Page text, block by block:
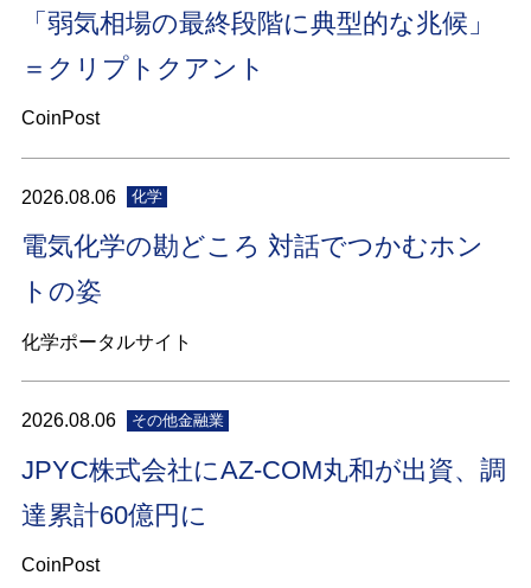
「弱気相場の最終段階に典型的な兆候」
＝クリプトクアント
CoinPost
2026.08.06 化学
電気化学の勘どころ 対話でつかむホン
トの姿
化学ポータルサイト
2026.08.06 その他金融業
JPYC株式会社にAZ-COM丸和が出資、調
達累計60億円に
CoinPost